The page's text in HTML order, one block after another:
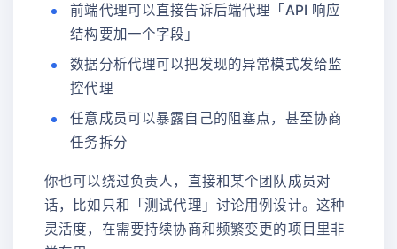
前端代理可以直接告诉后端代理「API 响应
结构要加一个字段」
数据分析代理可以把发现的异常模式发给监
控代理
任意成员可以暴露自己的阻塞点，甚至协商
任务拆分
你也可以绕过负责人，直接和某个团队成员对
话，比如只和「测试代理」讨论用例设计。这种
灵活度，在需要持续协商和频繁变更的项目里非